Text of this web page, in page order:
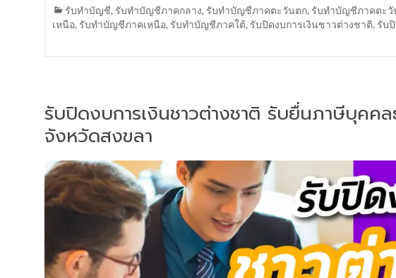
รับทำบัญชี, รับทำบัญชีภาคกลาง, รับทำบัญชีภาคตะวันตก, รับทำบัญชีภาคตะวั
เหนือ, รับทำบัญชีภาคเหนือ, รับทำบัญชีภาคใต้, รับปิดงบการเงินชาวต่างชาติ, รับ
รับปิดงบการเงินชาวต่างชาติ รับยื่นภาษีบุคคล
จังหวัดสงขลา